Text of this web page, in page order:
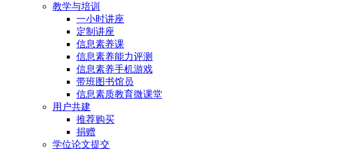
教学与培训
一小时讲座
定制讲座
信息素养课
信息素养能力评测
信息素养手机游戏
带班图书馆员
信息素质教育微课堂
用户共建
推荐购买
捐赠
学位论文提交